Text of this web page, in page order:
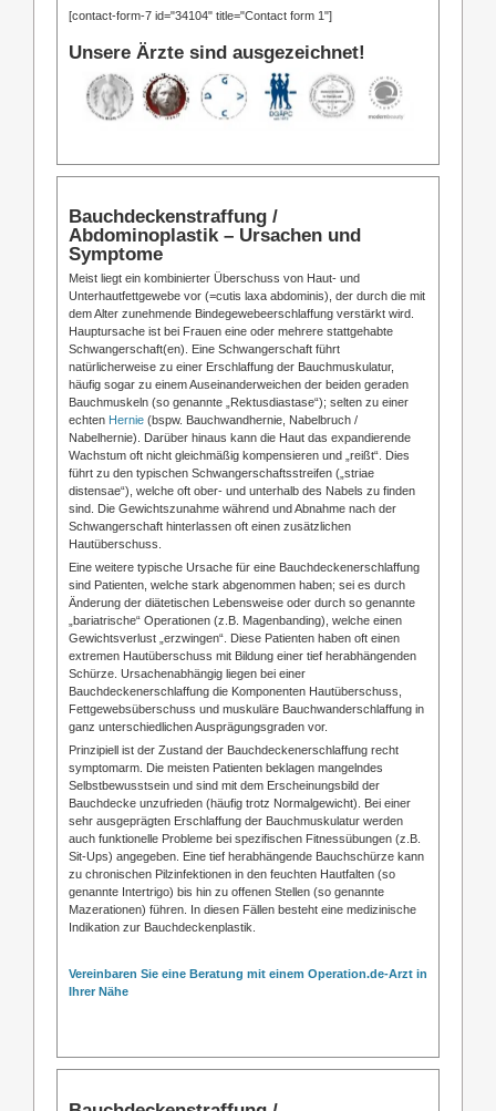
[contact-form-7 id="34104" title="Contact form 1"]
Unsere Ärzte sind ausgezeichnet!
Bauchdeckenstraffung /
Abdominoplastik – Ursachen und
Symptome
Meist liegt ein kombinierter Überschuss von Haut- und
Unterhautfettgewebe vor (=cutis laxa abdominis), der durch die mit
dem Alter zunehmende Bindegewebeerschlaffung verstärkt wird.
Hauptursache ist bei Frauen eine oder mehrere stattgehabte
Schwangerschaft(en). Eine Schwangerschaft führt
natürlicherweise zu einer Erschlaffung der Bauchmuskulatur,
häufig sogar zu einem Auseinanderweichen der beiden geraden
Bauchmuskeln (so genannte „Rektusdiastase“); selten zu einer
echten Hernie (bspw. Bauchwandhernie, Nabelbruch /
Nabelhernie). Darüber hinaus kann die Haut das expandierende
Wachstum oft nicht gleichmäßig kompensieren und „reißt“. Dies
führt zu den typischen Schwangerschaftsstreifen („striae
distensae“), welche oft ober- und unterhalb des Nabels zu finden
sind. Die Gewichtszunahme während und Abnahme nach der
Schwangerschaft hinterlassen oft einen zusätzlichen
Hautüberschuss.
Eine weitere typische Ursache für eine Bauchdeckenerschlaffung
sind Patienten, welche stark abgenommen haben; sei es durch
Änderung der diätetischen Lebensweise oder durch so genannte
„bariatrische“ Operationen (z.B. Magenbanding), welche einen
Gewichtsverlust „erzwingen“. Diese Patienten haben oft einen
extremen Hautüberschuss mit Bildung einer tief herabhängenden
Schürze. Ursachenabhängig liegen bei einer
Bauchdeckenerschlaffung die Komponenten Hautüberschuss,
Fettgewebsüberschuss und muskuläre Bauchwanderschlaffung in
ganz unterschiedlichen Ausprägungsgraden vor.
Prinzipiell ist der Zustand der Bauchdeckenerschlaffung recht
symptomarm. Die meisten Patienten beklagen mangelndes
Selbstbewusstsein und sind mit dem Erscheinungsbild der
Bauchdecke unzufrieden (häufig trotz Normalgewicht). Bei einer
sehr ausgeprägten Erschlaffung der Bauchmuskulatur werden
auch funktionelle Probleme bei spezifischen Fitnessübungen (z.B.
Sit-Ups) angegeben. Eine tief herabhängende Bauchschürze kann
zu chronischen Pilzinfektionen in den feuchten Hautfalten (so
genannte Intertrigo) bis hin zu offenen Stellen (so genannte
Mazerationen) führen. In diesen Fällen besteht eine medizinische
Indikation zur Bauchdeckenplastik.
Vereinbaren Sie eine Beratung mit einem Operation.de-Arzt in
Ihrer Nähe